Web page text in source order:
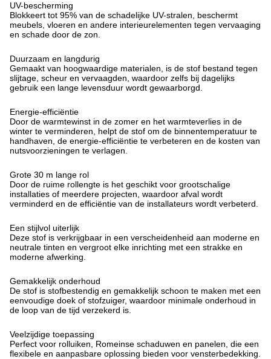
UV-bescherming
Blokkeert tot 95% van de schadelijke UV-stralen, beschermt
meubels, vloeren en andere interieurelementen tegen vervaaging
en schade door de zon.
Duurzaam en langdurig
Gemaakt van hoogwaardige materialen, is de stof bestand tegen
slijtage, scheur en vervaagden, waardoor zelfs bij dagelijks
gebruik een lange levensduur wordt gewaarborgd.
Energie-efficiëntie
Door de warmtewinst in de zomer en het warmteverlies in de
winter te verminderen, helpt de stof om de binnentemperatuur te
handhaven, de energie-efficiëntie te verbeteren en de kosten van
nutsvoorzieningen te verlagen.
Grote 30 m lange rol
Door de ruime rollengte is het geschikt voor grootschalige
installaties of meerdere projecten, waardoor afval wordt
verminderd en de efficiëntie van de installateurs wordt verbeterd.
Een stijlvol uiterlijk
Deze stof is verkrijgbaar in een verscheidenheid aan moderne en
neutrale tinten en vergroot elke inrichting met een strakke en
moderne afwerking.
Gemakkelijk onderhoud
De stof is stofbestendig en gemakkelijk schoon te maken met een
eenvoudige doek of stofzuiger, waardoor minimale onderhoud in
de loop van de tijd verzekerd is.
Veelzijdige toepassing
Perfect voor rolluiken, Romeinse schaduwen en panelen, die een
flexibele en aanpasbare oplossing bieden voor vensterbedekking.